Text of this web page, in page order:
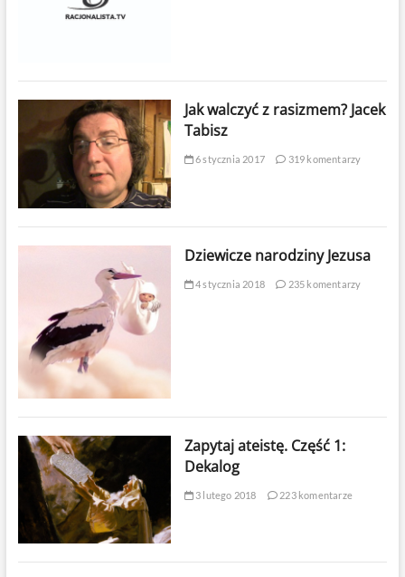
Jak walczyć z rasizmem? Jacek
Tabisz
6 stycznia 2017 319 komentarzy
Dziewicze narodziny Jezusa
4 stycznia 2018 235 komentarzy
Zapytaj ateistę. Część 1:
Dekalog
3 lutego 2018 223 komentarze